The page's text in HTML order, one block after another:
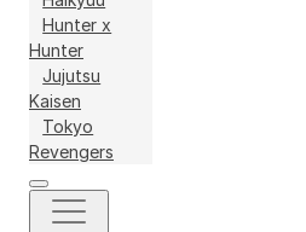
Hunter x
Hunter
Jujutsu
Kaisen
Tokyo
Revengers